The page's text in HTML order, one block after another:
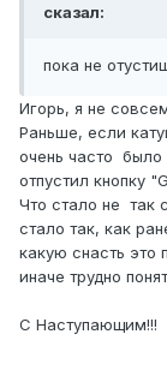
сказал:
пока не
Игорь, я не
Раньше, если
очень часто было
отпустил кнопку
Что стало не так
стало так, как
какую снасть это
иначе трудно
С Наступающим!!!